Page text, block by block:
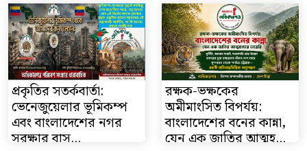
প্রকৃতির সতর্কবার্তা:
ভেনেজুয়েলার ভূমিকম্প
এবং বাংলাদেশের নগর
সুরক্ষার বাস্...
রক্ষক-ভক্ষকের
অমীমাংসিত বিপর্যয়:
বাংলাদেশের বনের কান্না,
যেন এক জাতির আত্মহ...